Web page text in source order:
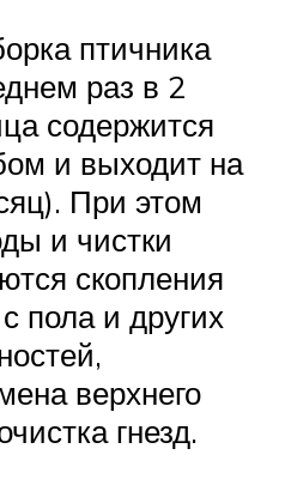
птичника
раз в 2
содержится
и выходит на
При этом
и чистки
скопления
пола и других
верхнего
гнезд.